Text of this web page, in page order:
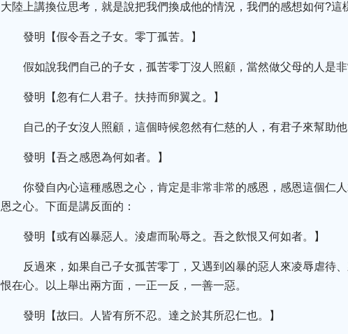
大陸上講換位思考，就是說把我們換成他的情況，我們的感想如何?這
發明【假令吾之子女。零丁孤苦。】
假如說我們自己的子女，孤苦零丁沒人照顧，當然做父母的人是
發明【忽有仁人君子。扶持而卵翼之。】
自己的子女沒人照顧，這個時候忽然有仁慈的人，有君子來幫助
發明【吾之感恩為何如者。】
你發自內心這種感恩之心，肯定是非常非常的感恩，感恩這個仁
恩之心。下面是講反面的：
發明【或有凶暴惡人。淩虐而恥辱之。吾之飲恨又何如者。】
反過來，如果自己子女孤苦零丁，又遇到凶暴的惡人來凌辱虐待
恨在心。以上舉出兩方面，一正一反，一善一惡。
發明【故曰。人皆有所不忍。達之於其所忍仁也。】